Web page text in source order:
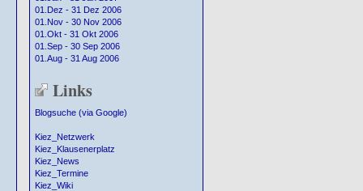
01.Dez - 31 Dez 2006
01.Nov - 30 Nov 2006
01.Okt - 31 Okt 2006
01.Sep - 30 Sep 2006
01.Aug - 31 Aug 2006
Links
Blogsuche (via Google)
Kiez_Netzwerk
Kiez_Klausenerplatz
Kiez_News
Kiez_Termine
Kiez_Wiki